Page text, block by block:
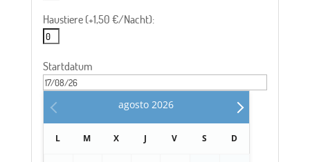
Haustiere (+1,50 €/Nacht):
Startdatum
agosto 2026
L M X J V S D